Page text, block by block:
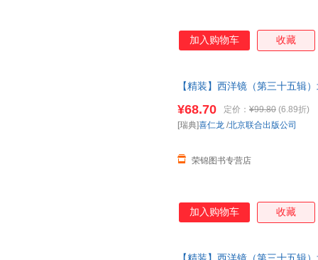
加入购物车 收藏
【精装】西洋镜（第三十五辑
正版图书 请放心下单，本店所
¥68.70 定价： ¥99.80 (6.89折)
荣锦图书专营店
[瑞典]喜仁龙 /北京联合出版公司
加入购物车 收藏